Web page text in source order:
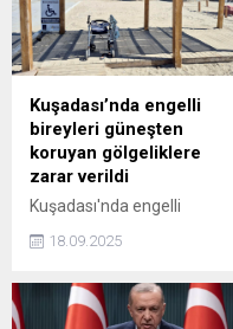
Kuşadası’nda engelli
bireyleri güneşten
koruyan gölgeliklere
zarar verildi
Kuşadası'nda engelli
gölgeliklere zarar verildi
18.09.2025